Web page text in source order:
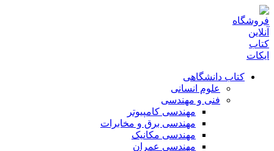
کتاب دانشگاهی
علوم انسانی
فنی و مهندسی
مهندسی کامپیوتر
مهندسی برق و مخابرات
مهندسی مکانیک
مهندسی عمران